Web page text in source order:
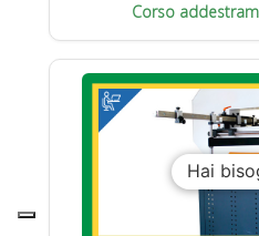
Corso
Hai